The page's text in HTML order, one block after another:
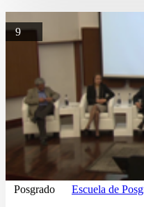
9
Posgrado Escuela de